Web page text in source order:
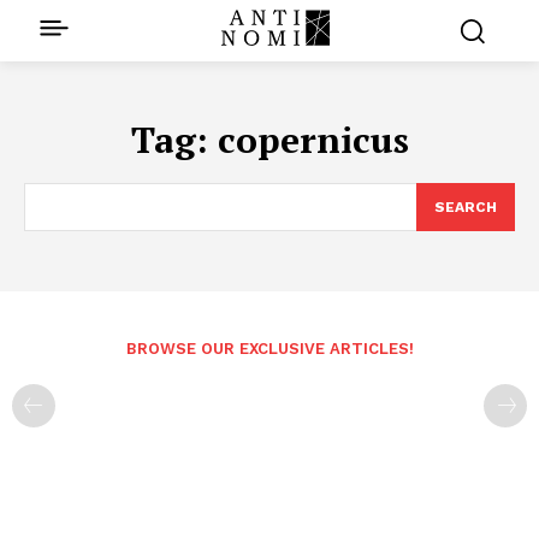
Tag: copernicus
SEARCH
BROWSE OUR EXCLUSIVE ARTICLES!